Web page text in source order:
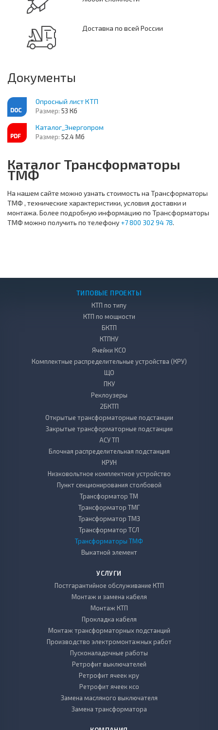
Доставка по всей России
Документы
Опросный лист КТП
Размер: 53 Кб
Каталог_Энергопром
Размер: 52.4 Мб
Каталог Трансформаторы
ТМФ
На нашем сайте можно узнать стоимость на Трансформаторы
ТМФ , технические характеристики, условия доставки и
монтажа. Более подробную информацию по Трансформаторы
ТМФ можно получить по телефону +7 800 302 94 78.
ТИПОВЫЕ ПРОЕКТЫ
КТП по типу
КТП по мощности
БКТП
КТПНУ
Ячейки КСО
Комплектные распределительные устройства (КРУ)
ЩО
ПКУ
Реклоузеры
2БКТП
Открытые трансформаторные подстанции
Закрытые трансформаторные подстанции
АСУ ТП
Блочная распределительная подстанция
КРУН
Низковольтное комплектное устройство
Пункт секционирования столбовой
Трансформатор ТМ
Трансформатор ТМГ
Трансформатор ТМЗ
Трансформатор ТСЛ
Трансформаторы ТМФ
Выкатной элемент
УСЛУГИ
Постгарантийное обслуживание КТП
Монтаж и замена кабеля
Монтаж КТП
Прокладка кабеля
Монтаж трансформаторных подстанций
Производство электромонтажных работ
Пусконаладочные работы
Ретрофит выключателей
Ретрофит ячеек кру
Ретрофит ячеек ксо
Замена масляного выключателя
Замена трансформатора